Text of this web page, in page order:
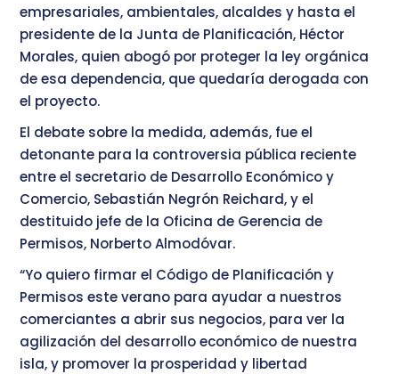
empresariales, ambientales, alcaldes y hasta el
presidente de la Junta de Planificación, Héctor
Morales, quien abogó por proteger la ley orgánica
de esa dependencia, que quedaría derogada con
el proyecto.
El debate sobre la medida, además, fue el
detonante para la controversia pública reciente
entre el secretario de Desarrollo Económico y
Comercio, Sebastián Negrón Reichard, y el
destituido jefe de la Oficina de Gerencia de
Permisos, Norberto Almodóvar.
“Yo quiero firmar el Código de Planificación y
Permisos este verano para ayudar a nuestros
comerciantes a abrir sus negocios, para ver la
agilización del desarrollo económico de nuestra
isla, y promover la prosperidad y libertad